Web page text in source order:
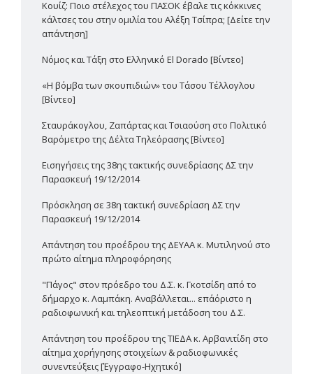
Κουίζ: Ποιο στέλεχος του ΠΑΣΟΚ έβαλε τις κόκκινες
κάλτσες του στην ομιλία του Αλέξη Τσίπρα; [Δείτε την
απάντηση]
Νόμος και Τάξη στο Ελληνικό El Dorado [Βίντεο]
«Η βόμβα των σκουπιδιών» του Τάσου Τέλλογλου
[Βίντεο]
Σταυράκογλου, Ζαπάρτας και Τσιαούση στο Πολιτικό
Βαρόμετρο της Δέλτα Τηλεόρασης [Βίντεο]
Εισηγήσεις της 38ης τακτικής συνεδρίασης ΔΣ την
Παρασκευή 19/12/2014
Πρόσκληση σε 38η τακτική συνεδρίαση ΔΣ την
Παρασκευή 19/12/2014
Απάντηση του προέδρου της ΔΕΥΑΑ κ. Μυτιληνού στο
πρώτο αίτημα πληροφόρησης
"Πάγος" στον πρόεδρο του Δ.Σ. κ. Γκοτσίδη από το
δήμαρχο κ. Λαμπάκη. Αναβάλλεται... επ΄αόριστο η
ραδιοφωνική και τηλεοπτική μετάδοση του Δ.Σ.
Απάντηση του προέδρου της ΤΙΕΔΑ κ. Αρβανιτίδη στο
αίτημα χορήγησης στοιχείων & ραδιοφωνικές
συνεντεύξεις [Έγγραφο-Ηχητικό]